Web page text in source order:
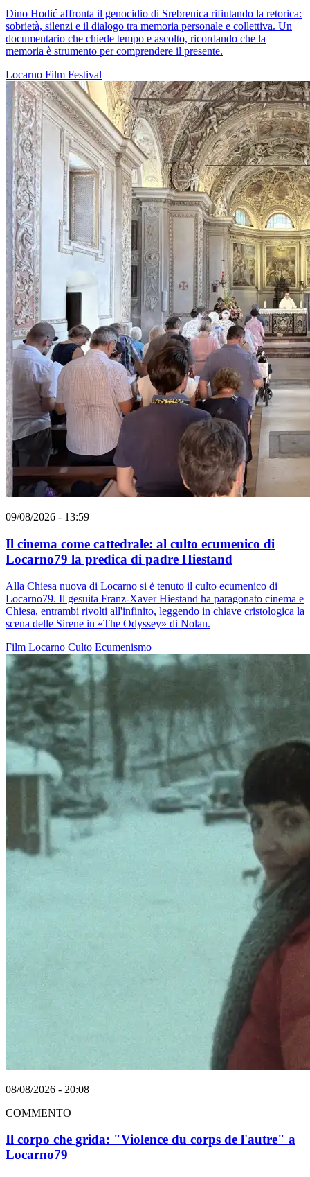
Dino Hodić affronta il genocidio di Srebrenica rifiutando la retorica:
sobrietà, silenzi e il dialogo tra memoria personale e collettiva. Un
documentario che chiede tempo e ascolto, ricordando che la
memoria è strumento per comprendere il presente.
Locarno Film Festival
09/08/2026 - 13:59
Il cinema come cattedrale: al culto ecumenico di
Locarno79 la predica di padre Hiestand
Alla Chiesa nuova di Locarno si è tenuto il culto ecumenico di
Locarno79. Il gesuita Franz-Xaver Hiestand ha paragonato cinema e
Chiesa, entrambi rivolti all'infinito, leggendo in chiave cristologica la
scena delle Sirene in «The Odyssey» di Nolan.
Film Locarno Culto Ecumenismo
08/08/2026 - 20:08
COMMENTO
Il corpo che grida: "Violence du corps de l'autre" a
Locarno79